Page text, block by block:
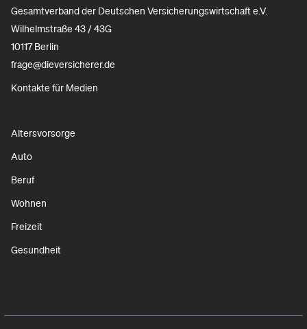
Gesamtverband der Deutschen Versicherungswirtschaft e.V.
Wilhelmstraße 43 / 43G
10117 Berlin
frage@dieversicherer.de
Kontakte für Medien
Altersvorsorge
Auto
Beruf
Wohnen
Freizeit
Gesundheit